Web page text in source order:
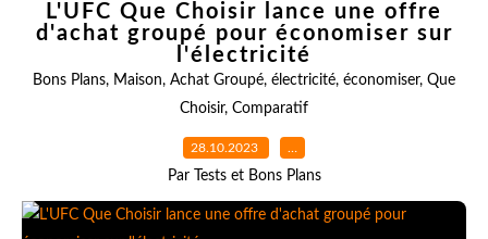
L'UFC Que Choisir lance une offre
d'achat groupé pour économiser sur
l'électricité
Bons Plans, Maison, Achat Groupé, électricité, économiser, Que
Choisir, Comparatif
28.10.2023 …
Par Tests et Bons Plans